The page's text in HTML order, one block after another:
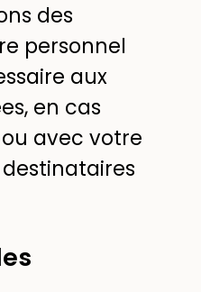
des
personnel
aux
en cas
avec votre